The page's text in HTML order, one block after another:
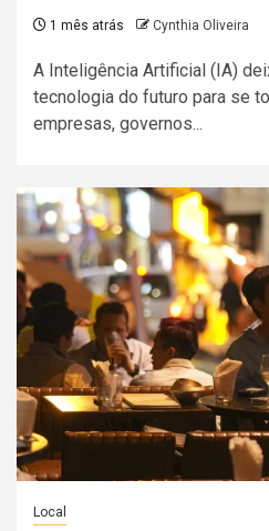
1 mês atrás Cynthia Oliveira
A Inteligência Artificial (IA)
tecnologia do futuro para se
empresas, governos...
Local